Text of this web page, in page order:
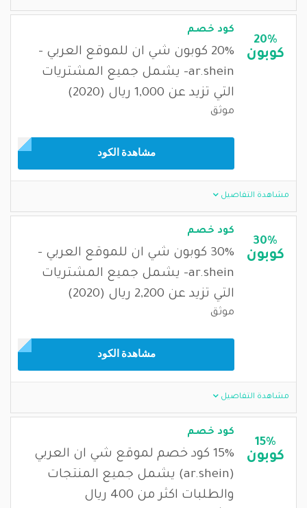
20%
كوبون
كود خصم
20% كوبون شي ان للموقع العربي -
ar.shein- يشمل جميع المشتريات
التي تزيد عن 1,000 ريال (2020)
موثق
مشاهدة الكود
مشاهدة التفاصيل
30%
كوبون
كود خصم
30% كوبون شي ان للموقع العربي -
ar.shein- يشمل جميع المشتريات
التي تزيد عن 2,200 ريال (2020)
موثق
مشاهدة الكود
مشاهدة التفاصيل
15%
كوبون
كود خصم
15% كود خصم لموقع شي ان العربي
(ar.shein) يشمل جميع المنتجات
والطلبات اكثر من 400 ريال